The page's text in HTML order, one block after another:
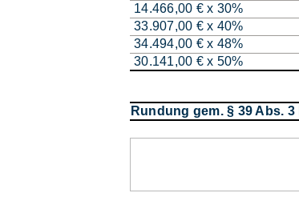
14.466,00 € x 30%
33.907,00 € x 40%
34.494,00 € x 48%
30.141,00 € x 50%
Rundung gem. § 39 Abs. 3